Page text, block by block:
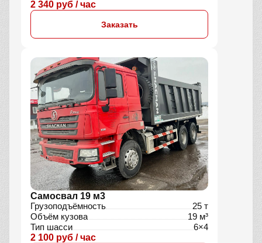
2 340 руб / час
Заказать
Самосвал 19 м3
Грузоподъёмность
25 т
Объём кузова
19 м³
Тип шасси
6×4
2 100 руб / час